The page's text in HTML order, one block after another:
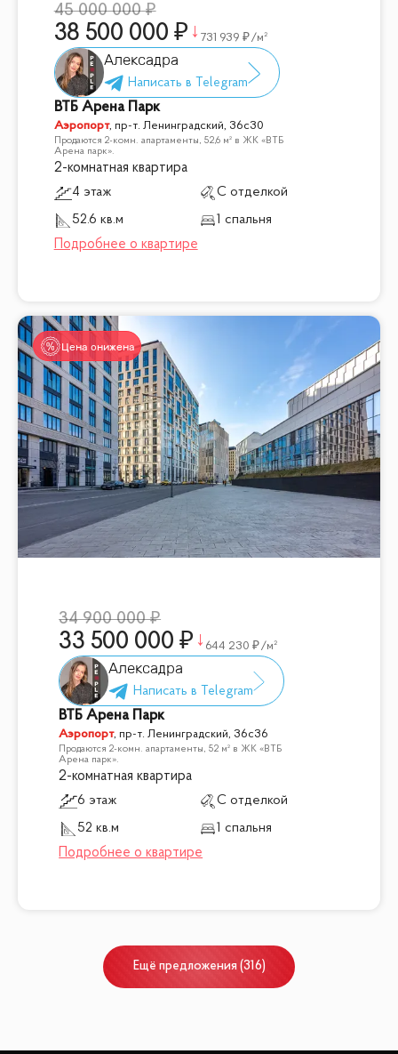
45 000 000
38 500 000 731 939 /м²
Алексадра
ВТБ Арена Парк
Аэропорт, пр-т. Ленинградский, 36с30
Продаются 2-комн. апартаменты, 52,6 м² в ЖК «ВТБ
Арена парк».
2-комнатная квартира
4 этаж
С отделкой
52.6 кв.м
1 спальня
Цена снижена
34 900 000
33 500 000 644 230 /м²
Алексадра
ВТБ Арена Парк
Аэропорт,пр-т. Ленинградский, 36с36
Продаются 2-комн. апартаменты, 52 м² в ЖК «ВТБ
Арена парк».
2-комнатная квартира
6 этаж
С отделкой
52 кв.м
1 спальня
Ещё предложения (316)